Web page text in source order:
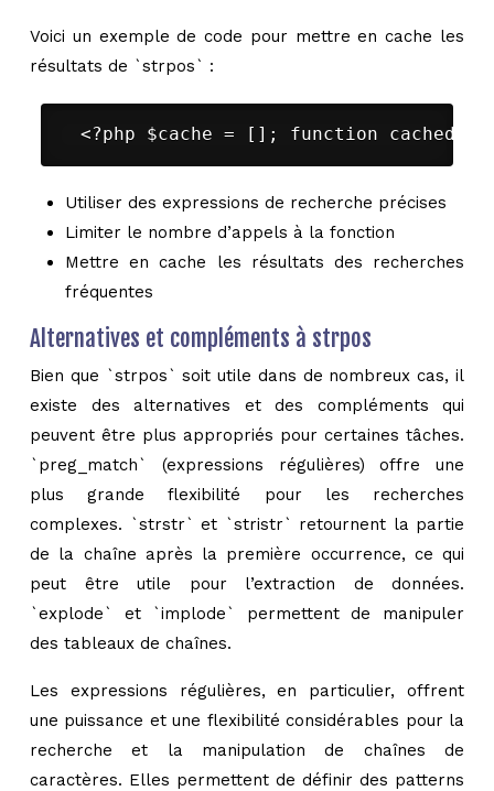
Voici un exemple de code pour mettre en cache les
résultats de `strpos` :
<?php $cache = []; function
Utiliser des expressions de recherche précises
Limiter le nombre d’appels à la fonction
Mettre en cache les résultats des recherches
fréquentes
Alternatives et compléments à strpos
Bien que `strpos` soit utile dans de nombreux cas, il
existe des alternatives et des compléments qui
peuvent être plus appropriés pour certaines tâches.
`preg_match` (expressions régulières) offre une
plus grande flexibilité pour les recherches
complexes. `strstr` et `stristr` retournent la partie
de la chaîne après la première occurrence, ce qui
peut être utile pour l’extraction de données.
`explode` et `implode` permettent de manipuler
des tableaux de chaînes.
Les expressions régulières, en particulier, offrent
une puissance et une flexibilité considérables pour la
recherche et la manipulation de chaînes de
caractères. Elles permettent de définir des patterns